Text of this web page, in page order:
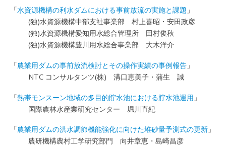
「水資源機構の利水ダムにおける事前放流の実施と課題 」
(独)水資源機構中部支社事業部 村上喜昭・安田政彦
(独)水資源機構愛知用水総合管理所 田村俊秋
(独)水資源機構豊川用水総合事業部 大木洋介
「農業用ダムの事前放流検討とその操作実績の事例報告 」
NTC コンサルタンツ(株) 溝口恵美子・蒲生 誠
「熱帯モンスーン地域の多目的貯水池における貯水池運用 」
国際農林水産業研究センター 堀川直紀
「農業用ダムの洪水調節機能強化に向けた堆砂量予測式の更新 」
農研機構農村工学研究部門 向井章恵・島崎昌彦